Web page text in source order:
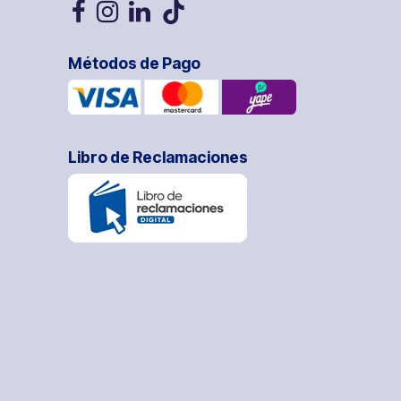
Métodos de Pago
Libro de Reclamaciones